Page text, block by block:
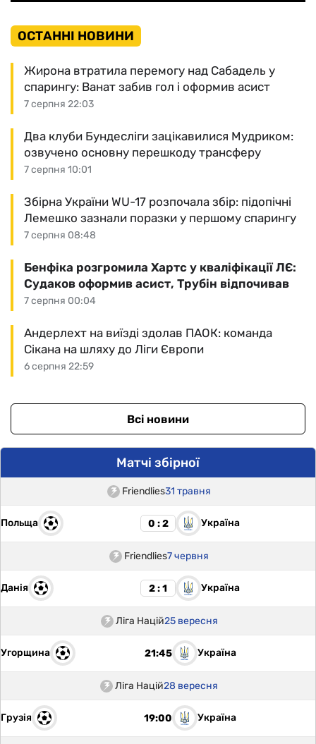
ОСТАННІ НОВИНИ
7 серпня 22:03
Жирона втратила перемогу над Сабадель у
спарингу: Ванат забив гол і оформив асист
7 серпня 10:01
Два клуби Бундесліги зацікавилися Мудриком:
озвучено основну перешкоду трансферу
7 серпня 08:48
Збірна України WU-17 розпочала збір: підопічні
Лемешко зазнали поразки у першому спарингу
7 серпня 00:04
Бенфіка розгромила Хартс у кваліфікації ЛЄ:
Судаков оформив асист, Трубін відпочивав
6 серпня 22:59
Андерлехт на виїзді здолав ПАОК: команда
Сікана на шляху до Ліги Європи
Всі новини
Матчі збірної
Friendlies31 травня
Польща 0 : 2 Україна
Friendlies7 червня
Данія 2 : 1 Україна
Ліга Націй25 вересня
Угорщина 21:45 Україна
Ліга Націй28 вересня
Грузія 19:00 Україна